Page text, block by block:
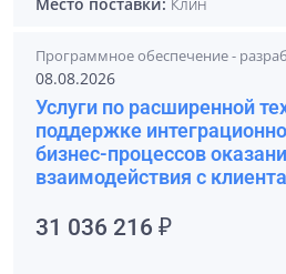
Программное обеспечение -
08.08.2026
Услуги по расширенной
поддержке
бизнес-процессов
взаимодействия с
31 036 216 ₽